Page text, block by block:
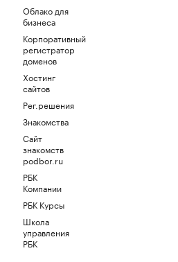
Облако для
бизнеса
Корпоративный
регистратор
доменов
Хостинг
сайтов
Рег.решения
Знакомства
Сайт
знакомств
podbor.ru
РБК
Компании
РБК Курсы
Школа
управления
РБК